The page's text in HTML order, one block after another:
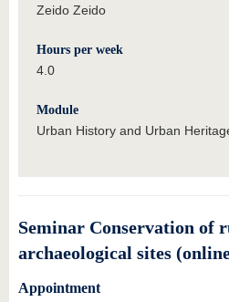
Zeido Zeido
Hours per week
4.0
Module
Urban History and Urban
Seminar Conservation of
archaeological sites
Appointment